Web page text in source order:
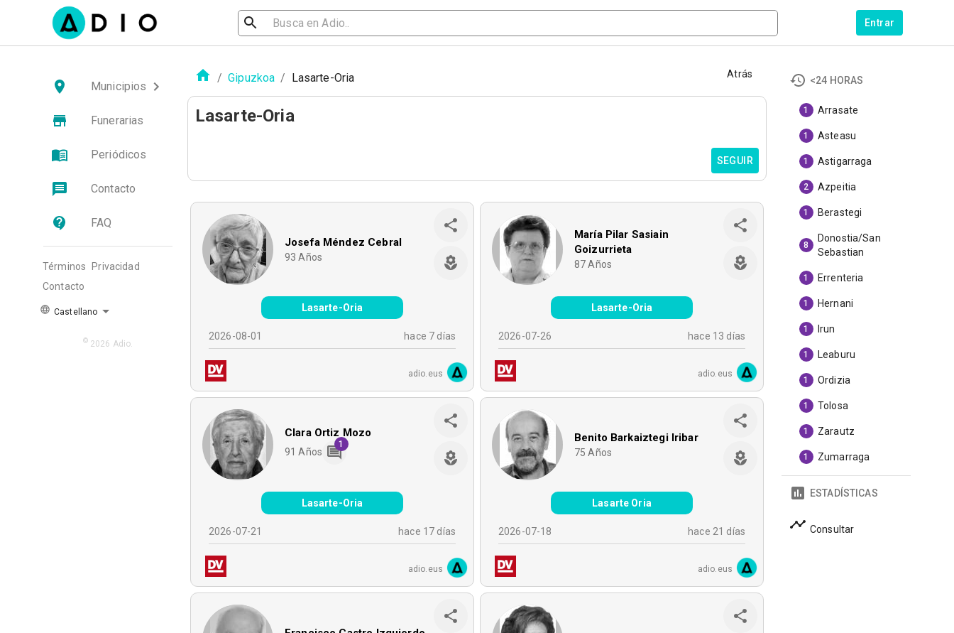
Entrar
Municipios
Funerarias
Periódicos
Contacto
FAQ
Términos
Privacidad
Contacto
Castellano
© 2026 Adio.
/ Gipuzkoa / Lasarte-Oria Atrás
Lasarte-Oria
SEGUIR
Josefa Méndez Cebral
93 Años
Lasarte-Oria
2026-08-01 hace 7 días
adio.eus
María Pilar Sasiain
Goizurrieta
87 Años
Lasarte-Oria
2026-07-26 hace 13 días
adio.eus
Clara Ortiz Mozo
91 Años
1
Lasarte-Oria
2026-07-21 hace 17 días
adio.eus
Benito Barkaiztegi Iribar
75 Años
Lasarte Oria
2026-07-18 hace 21 días
adio.eus
<24 HORAS
1 Arrasate
1 Asteasu
1 Astigarraga
2 Azpeitia
1 Berastegi
8
Donostia/San
Sebastian
1 Errenteria
1 Hernani
1 Irun
1 Leaburu
1 Ordizia
1 Tolosa
1 Zarautz
1 Zumarraga
ESTADÍSTICAS
Consultar